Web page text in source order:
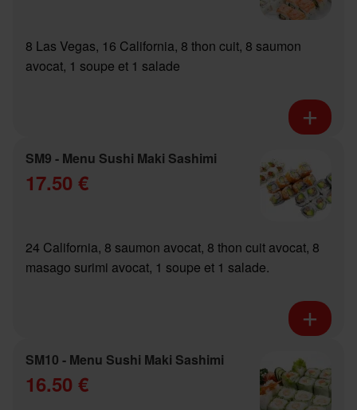
8 Las Vegas, 16 California, 8 thon cuit, 8 saumon
avocat, 1 soupe et 1 salade
SM9 - Menu Sushi Maki Sashimi
17.50 €
24 California, 8 saumon avocat, 8 thon cuit avocat, 8
masago surimi avocat, 1 soupe et 1 salade.
SM10 - Menu Sushi Maki Sashimi
16.50 €